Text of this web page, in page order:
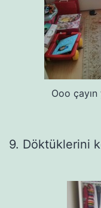
Ooo çayın
9. Döktüklerini